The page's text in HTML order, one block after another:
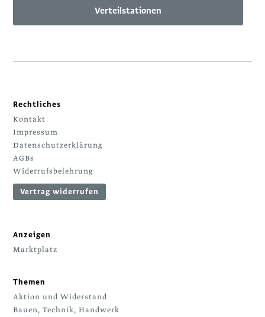
Verteilstationen
Rechtliches
Kontakt
Impressum
Datenschutzerklärung
AGBs
Widerrufsbelehrung
Vertrag widerrufen
Anzeigen
Marktplatz
Themen
Aktion und Widerstand
Bauen, Technik, Handwerk